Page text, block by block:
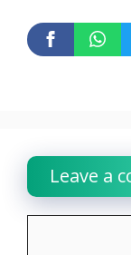
Leave a